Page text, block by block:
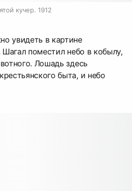
кучер. 1912
увидеть в картине
Шагал поместил небо в кобылу,
Лошадь здесь
быта, и небо